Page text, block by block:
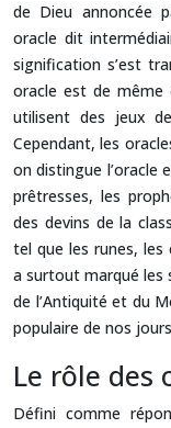
de Dieu annoncée
oracle dit
signification s’est
oracle est de
utilisent des jeux
Cependant, les
on distingue l’oracle
prêtresses, les
des devins de la
tel que les runes, les
a surtout marqué les
de l’Antiquité et du
populaire de nos
Le rôle des
Défini comme